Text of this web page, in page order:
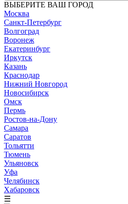
ВЫБЕРИТЕ ВАШ ГОРОД
Москва
Санкт-Петербург
Волгоград
Воронеж
Екатеринбург
Иркутск
Казань
Краснодар
Нижний Новгород
Новосибирск
Омск
Пермь
Ростов-на-Дону
Самара
Саратов
Тольятти
Тюмень
Ульяновск
Уфа
Челябинск
Хабаровск
☰